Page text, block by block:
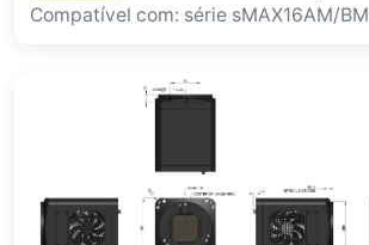
Compatível com: série sMAX16AM/BM